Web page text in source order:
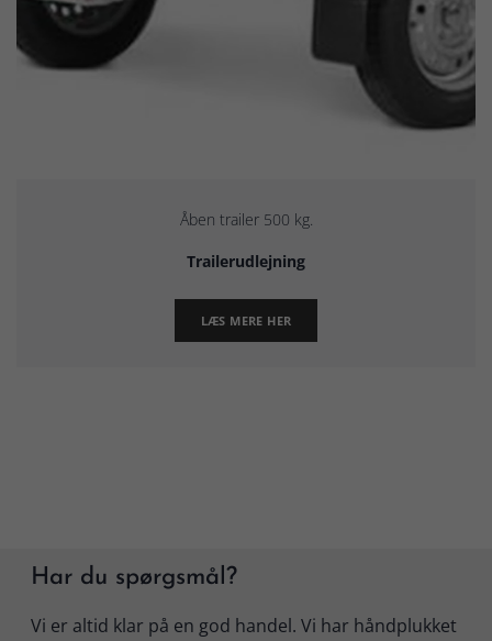
Åben trailer 500 kg.
Trailerudlejning
LÆS MERE HER
Har du spørgsmål?
Vi er altid klar på en god handel. Vi har håndplukket